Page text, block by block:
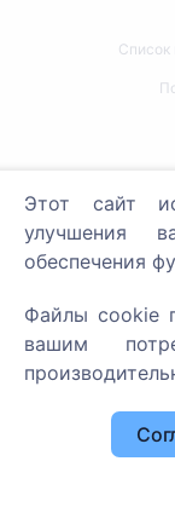
Список
Этот сайт
улучшения
обеспечения
Файлы cookie
вашим